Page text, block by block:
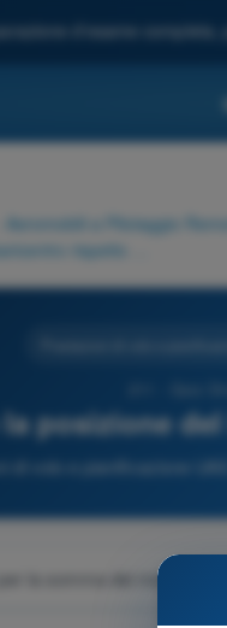
d'esame completa,
Aeromobili a Pilotaggio
posizione
di volo e pianificazione
la somma dei momenti